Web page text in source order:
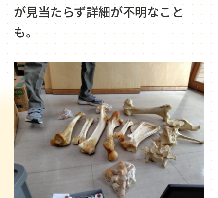
が見当たらず詳細が不明なこと
も。